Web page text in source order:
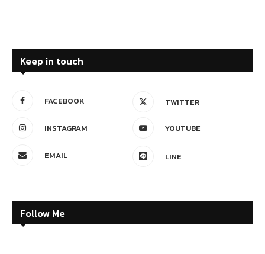
Keep in touch
FACEBOOK TWITTER
INSTAGRAM YOUTUBE
EMAIL LINE
Follow Me